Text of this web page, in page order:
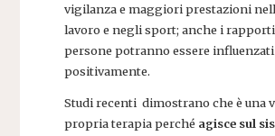
vigilanza e maggiori prestazioni
lavoro e negli sport; anche i
persone potranno essere influenzati
positivamente.
Studi recenti dimostrano che è una
propria terapia perché agisce sul